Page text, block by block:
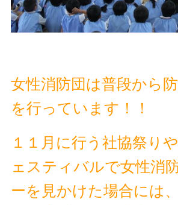
女性消防団は普段から
を行っています！！
１１月に行う社協祭り
ェスティバルで女性消
ーを見かけた場合には